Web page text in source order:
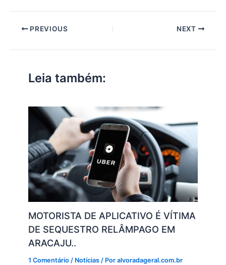
at
s
A
p
p
c
e
b
o
o
k
k
e
dI a Li
ar
e
PREVIOUS NEXT
Leia também:
MOTORISTA DE APLICATIVO É VÍTIMA
DE SEQUESTRO RELÂMPAGO EM
ARACAJU..
1 Comentário / Notícias / Poralvoradageral.com.br